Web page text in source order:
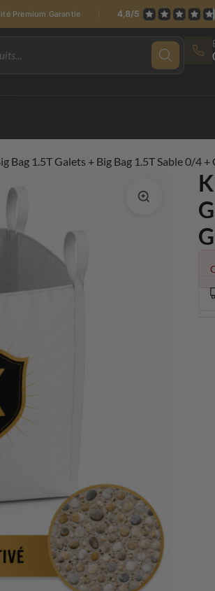
Premium Garantie
Bag 1.5T Galets + Big Bag 1.5T Sable 0/4